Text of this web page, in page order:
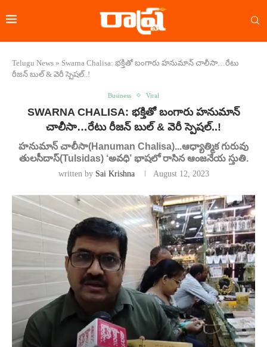
Telugu News » Swarna Chalisa: భక్తితో బంగారు హనుమాన్ చాలీసా…రేటు
రీజన్ బుల్ & వెరీ స్పెషల్..!
Business Viral
SWARNA CHALISA: భక్తితో బంగారు హనుమాన్
చాలీసా…రేటు రీజన్ బుల్ & వెరీ స్పెషల్..!
హనుమాన్ చాలీసా(Hanuman Chalisa)...ఆధ్యాత్మిక గురువు
తులసీదాస్(Tulsidas) ‘అవధి’ భాషలో రాసిన ఆంజనేయ స్తుతి.
written by Sai Krishna August 12, 2023